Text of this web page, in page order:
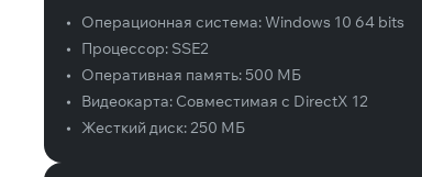
• Операционная система:Windows 10 64 bits
•
Процессор: SSE2
•
Оперативная память: 500 МБ
•
Видеокарта: Совместимая с DirectX 12
•
Жесткий диск:250 МБ